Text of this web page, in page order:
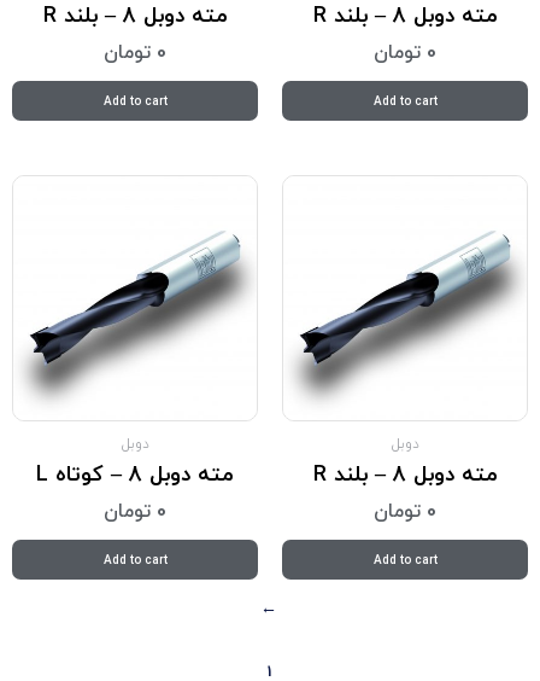
مته دوبل 8 – بلند R
0 تومان
Add to cart
مته دوبل 8 – بلند R
0 تومان
Add to cart
دوبل
مته دوبل 8 – بلند R
0 تومان
Add to cart
دوبل
مته دوبل 8 – کوتاه L
0 تومان
Add to cart
→
1